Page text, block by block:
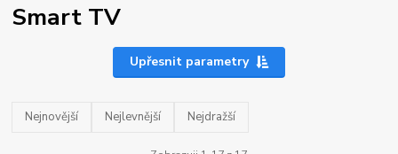
Smart TV
Upřesnit parametry
Nejnovější Nejlevnější Nejdražší